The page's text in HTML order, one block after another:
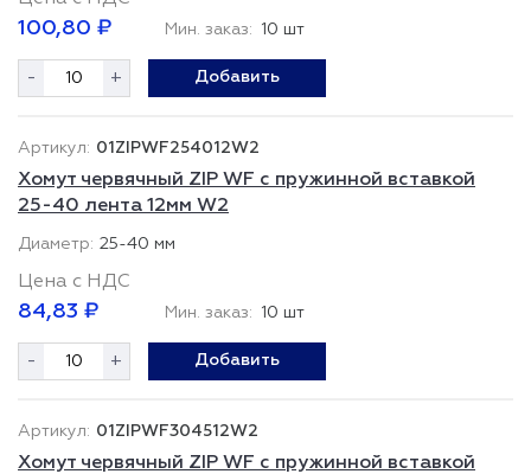
100,80 ₽ Мин. заказ: 10 шт
- + Добавить
01ZIPWF254012W2
Хомут червячный ZIP WF с пружинной вставкой
25-40 лента 12мм W2
25-40 мм
Цена с НДС
84,83 ₽ Мин. заказ: 10 шт
- + Добавить
01ZIPWF304512W2
Хомут червячный ZIP WF с пружинной вставкой